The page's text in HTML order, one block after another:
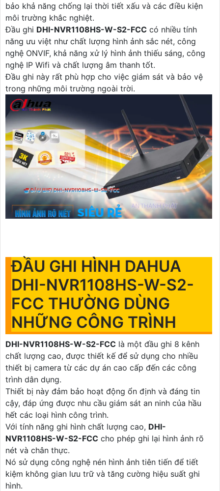
bảo khả năng chống lại thời tiết xấu và các điều kiện
môi trường khắc nghiệt.
Đầu ghi DHI-NVR1108HS-W-S2-FCC có nhiều tính
năng ưu việt như chất lượng hình ảnh sắc nét, công
nghệ ONVIF, khả năng xử lý hình ảnh thiếu sáng, công
nghệ IP Wifi và chất lượng âm thanh tốt.
Đầu ghi này rất phù hợp cho việc giám sát và bảo vệ
trong những môi trường ngoài trời.
ĐẦU GHI HÌNH DAHUA
DHI-NVR1108HS-W-S2-
FCC THƯỜNG DÙNG
NHỮNG CÔNG TRÌNH
DHI-NVR1108HS-W-S2-FCC là một đầu ghi 8 kênh
chất lượng cao, được thiết kế để sử dụng cho nhiều
thiết bị camera từ các dự án cao cấp đến các công
trình dân dụng.
Thiết bị này đảm bảo hoạt động ổn định và đáng tin
cậy, đáp ứng được nhu cầu giám sát an ninh của hầu
hết các loại hình công trình.
Với tính năng ghi hình chất lượng cao, DHI-
NVR1108HS-W-S2-FCC cho phép ghi lại hình ảnh rõ
nét và chân thực.
Nó sử dụng công nghệ nén hình ảnh tiên tiến để tiết
kiệm không gian lưu trữ và tăng cường hiệu suất ghi
hình.